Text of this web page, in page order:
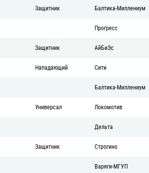
Защитник Балтика-Миллениум
Прогресс
Защитник АйБиЭс
Нападающий Сити
Балтика-Миллениум
Универсал Локомотив
Дельта
Защитник Строгино
Варяги-МГУП